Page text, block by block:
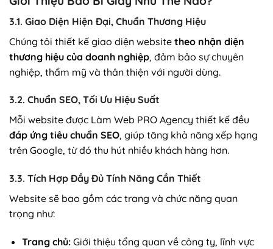
3.1. Giao Diện Hiện Đại, Chuẩn Thương Hiệu
Chúng tôi thiết kế giao diện website theo nhận diện
thương hiệu của doanh nghiệp, đảm bảo sự chuyên
nghiệp, thẩm mỹ và thân thiện với người dùng.
3.2. Chuẩn SEO, Tối Ưu Hiệu Suất
Mỗi website được Làm Web PRO Agency thiết kế đều
đáp ứng tiêu chuẩn SEO, giúp tăng khả năng xếp hạng
trên Google, từ đó thu hút nhiều khách hàng hơn.
3.3. Tích Hợp Đầy Đủ Tính Năng Cần Thiết
Website sẽ bao gồm các trang và chức năng quan
trọng như:
Trang chủ:Giới thiệu tổng quan về công ty, lĩnh vực